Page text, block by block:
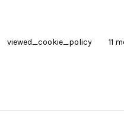
viewed_cookie_policy 11